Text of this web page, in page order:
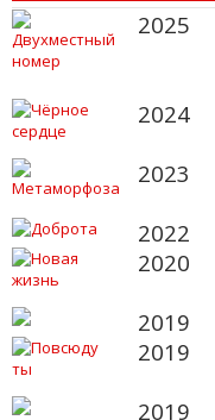
2025
2024
2023
2022
2020
2019
2019
2019